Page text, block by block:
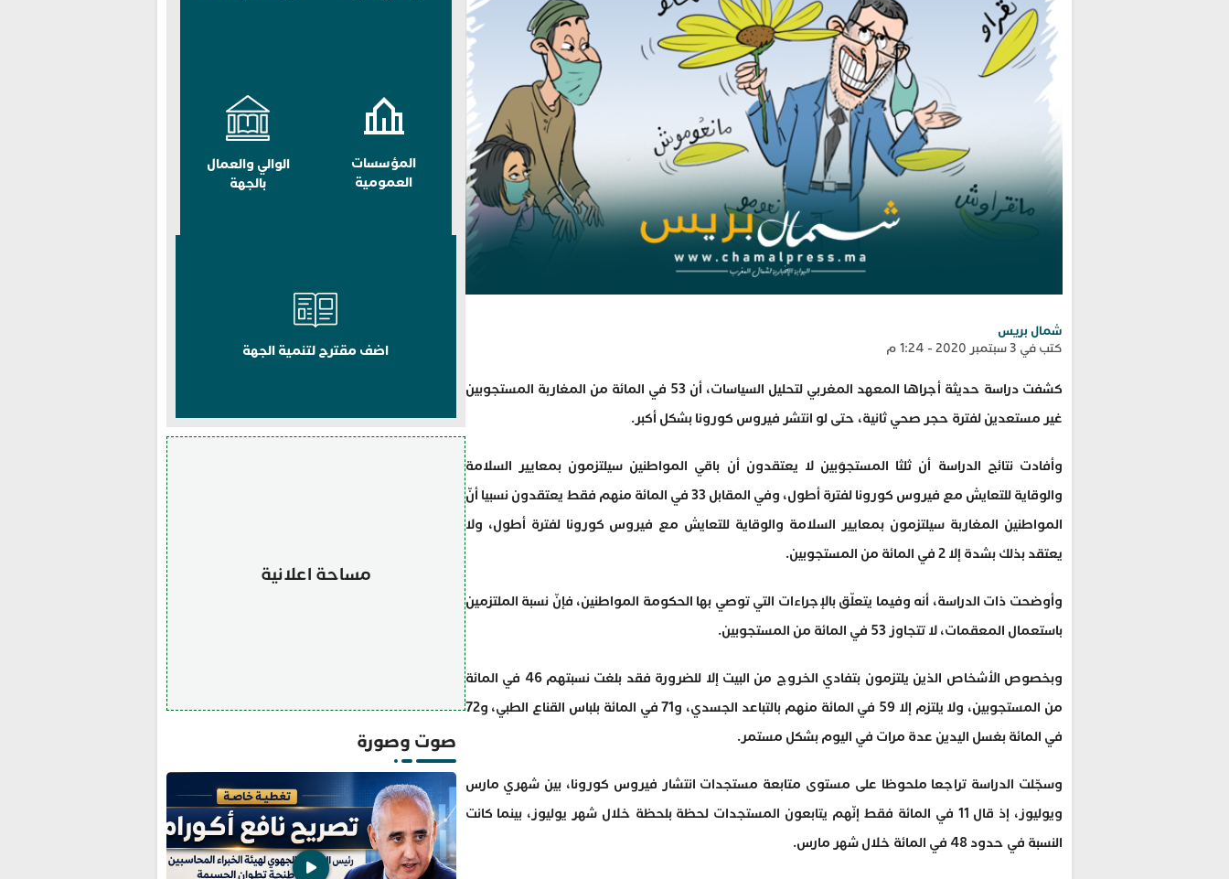
شمال بريس
كتب في 3 سبتمبر 2020 - 1:24 م
كشفت دراسة حديثة أجراها المعهد المغربي لتحليل السياسات، أن 53 في المائة من المغاربة المستجوبين
غير مستعدين لفترة حجر صحي ثانية، حتى لو انتشر فيروس كورونا بشكل أكبر.
وأفادت نتائج الدراسة أن ثلثا المستجوَبين لا يعتقدون أن باقي المواطنين سيلتزمون بمعايير السلامة
والوقاية للتعايش مع فيروس كورونا لفترة أطول، وفي المقابل 33 في المائة منهم فقط يعتقدون نسبيا أنّ
المواطنين المغاربة سيلتزمون بمعايير السلامة والوقاية للتعايش مع فيروس كورونا لفترة أطول، ولا
يعتقد بذلك بشدة إلا 2 في المائة من المستجوبين.
وأوضحت ذات الدراسة، أنه وفيما يتعلّق بالإجراءات التي توصي بها الحكومة المواطنين، فإنّ نسبة الملتزمين
باستعمال المعقمات، لا تتجاوز 53 في المائة من المستجوبين.
وبخصوص الأشخاص الذين يلتزمون بتفادي الخروج من البيت إلا للضرورة فقد بلغت نسبتهم 46 في المائة
من المستجوبين، ولا يلتزم إلا 59 في المائة منهم بالتباعد الجسدي، و71 في المائة بلباس القناع الطبي، و72
في المائة بغسل اليدين عدة مرات في اليوم بشكل مستمر.
وسجّلت الدراسة تراجعا ملحوظا على مستوى متابعة مستجدات انتشار فيروس كورونا، بين شهري مارس
ويوليوز، إذ قال 11 في المائة فقط إنّهم يتابعون المستجدات لحظة بلحظة خلال شهر يوليوز، بينما كانت
النسبة في حدود 48 في المائة خلال شهر مارس.
المؤسسات
العمومية
الوالي والعمال
بالجهة
اضف مقترح لتنمية الجهة
مساحة اعلانية
صوت وصورة